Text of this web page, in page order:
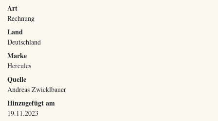
Art
Rechnung
Land
Deutschland
Marke
Hercules
Quelle
Andreas Zwicklbauer
Hinzugefügt am
19.11.2023